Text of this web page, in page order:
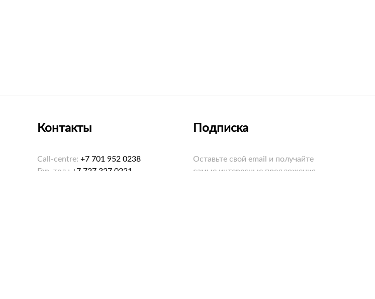
Контакты
Call-centre: +7 701 952 0238
Гор. тел.: +7 727 327 0221
Подписка
Оставьте свой email и получайте
самые интересные предложения